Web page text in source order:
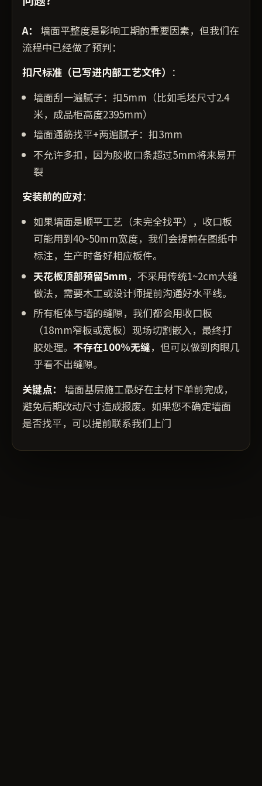
A：
墙面平整度是影响工期的重要因素，但我们在
流程中已经做了预判：
扣尺标准（已写进内部工艺文件） ：
墙面刮一遍腻子：扣5mm（比如毛坯尺寸2.4
米，成品柜高度2395mm）
墙面通筋找平+两遍腻子：扣3mm
不允许多扣，因为胶收口条超过5mm将来易开
裂
安装前的应对：
如果墙面是顺平工艺（未完全找平），收口板
可能用到40~50mm宽度，我们会提前在图纸中
标注，生产时备好相应板件。
天花板顶部预留5mm，不采用传统1~2cm大缝
做法，需要木工或设计师提前沟通好水平线。
所有柜体与墙的缝隙，我们都会用收口板
（18mm窄板或宽板）现场切割嵌入，最终打
胶处理。 不存在100%无缝，但可以做到肉眼几
乎看不出缝隙。
关键点：
墙面基层施工最好在主材下单前完成，
避免后期改动尺寸造成报废。如果您不确定墙面
是否找平，可以提前联系我们上门